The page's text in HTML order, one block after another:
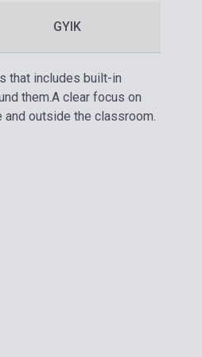
GYIK
that includes built-in
them.A clear focus on
outside the classroom.